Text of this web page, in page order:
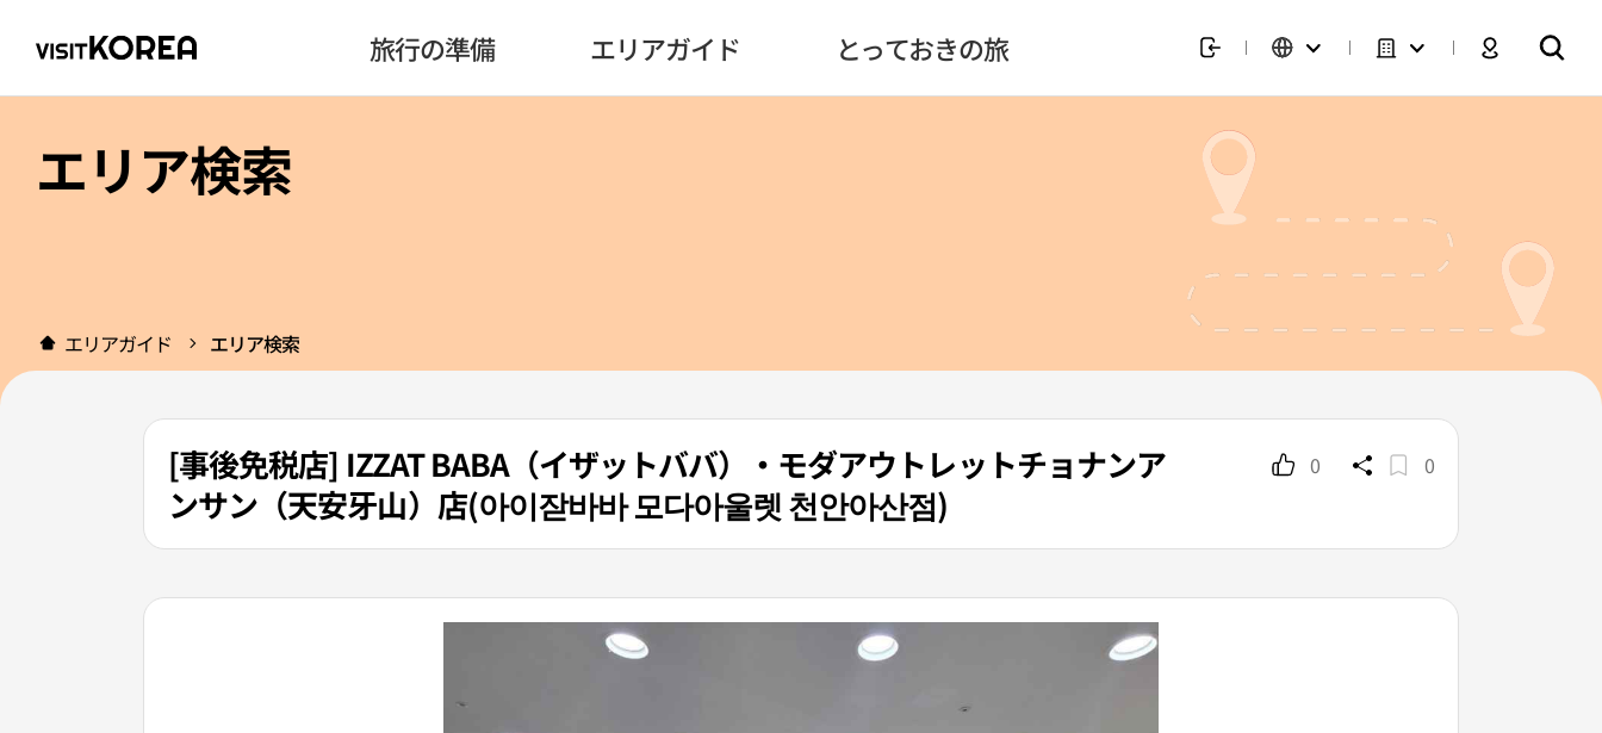
旅行の準備 エリアガイド とっておきの旅
エリア検索
エリアガイド エリア検索
[事後免税店] IZZAT BABA（イザットババ）・モダアウトレットチョナンア
ンサン（天安牙山）店(아이잗바바 모다아울렛 천안아산점)
0 0